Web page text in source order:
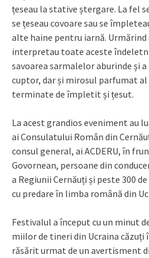
țeseau la stative ștergare. La fel
se țeseau covoare sau se
alte haine pentru iarnă.
interpretau toate aceste
savoarea sarmalelor aburinde și
cuptor, dar și mirosul parfumat
terminate de împletit și țesut.
La acest grandios eveniment au
ai Consulatului Român din
consul general, ai ACDERU, în
Govornean, persoane din
a Regiunii Cernăuți și peste 300
cu predare în limba română din
Festivalul a început cu un minut
miilor de tineri din Ucraina căzuți
răsărit urmat de un avertisment